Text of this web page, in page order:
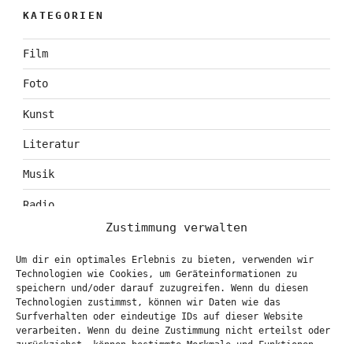
Zustimmung verwalten
Um dir ein optimales Erlebnis zu bieten, verwenden wir
Technologien wie Cookies, um Geräteinformationen zu
speichern und/oder darauf zuzugreifen. Wenn du diesen
Technologien zustimmst, können wir Daten wie das
Surfverhalten oder eindeutige IDs auf dieser Website
verarbeiten. Wenn du deine Zustimmung nicht erteilst oder
KATEGORIEN
Film
Foto
Kunst
Literatur
Musik
Radio
Theater
KONTAKT & BOOKING